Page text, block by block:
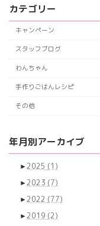
カテゴリー
キャンペーン
スタッフブログ
わんちゃん
手作りごはんレシピ
その他
年月別アーカイブ
►2025 (1)
►2023 (7)
►2022 (77)
►2019 (2)